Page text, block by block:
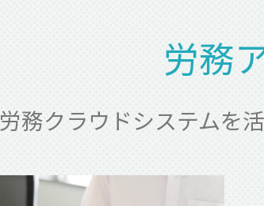
労務
労務クラウドシステムを